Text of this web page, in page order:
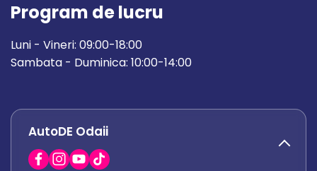
Program de lucru
Luni - Vineri: 09:00-18:00
Sambata - Duminica: 10:00-14:00
AutoDE Odaii